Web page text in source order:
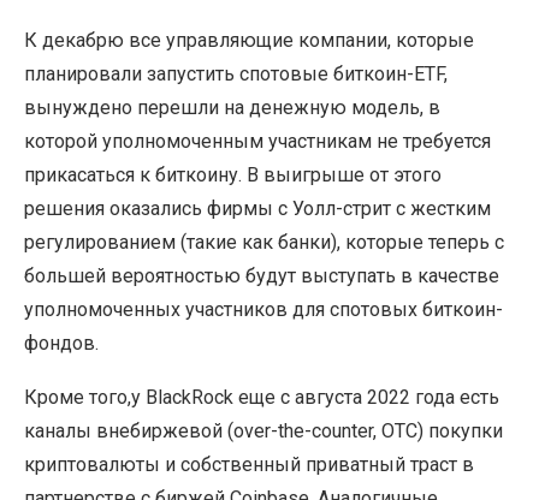
К декабрю все управляющие компании, которые
планировали запустить спотовые биткоин-ETF,
вынуждено перешли на денежную модель, в
которой уполномоченным участникам не требуется
прикасаться к биткоину. В выигрыше от этого
решения оказались фирмы с Уолл-стрит с жестким
регулированием (такие как банки), которые теперь с
большей вероятностью будут выступать в качестве
уполномоченных участников для спотовых биткоин-
фондов.
Кроме того,у BlackRock еще с августа 2022 года есть
каналы внебиржевой (over-the-counter, OTC) покупки
криптовалюты и собственный приватный траст в